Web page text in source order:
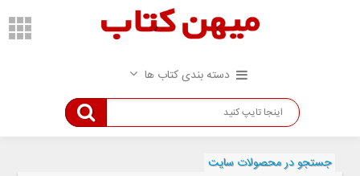
دسته بندی کتاب ها
جستجو در محصولات سایت